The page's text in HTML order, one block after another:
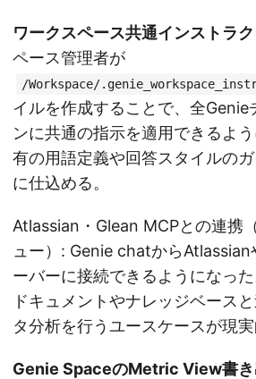
ワークスペース共通インストラ
ペース管理者が
/Workspace/
イルを作成することで、全Genie
ンに共通の指示を適用できるよ
有の用語定義や回答スタイルの
に仕込める。
Atlassian・Glean MCPとの連携
ュー）: Genie chatからAtlassian
ーバーに接続できるようになっ
ドキュメントやナレッジベース
タ分析を行うユースケースが現実
Genie SpaceのMetric View書き